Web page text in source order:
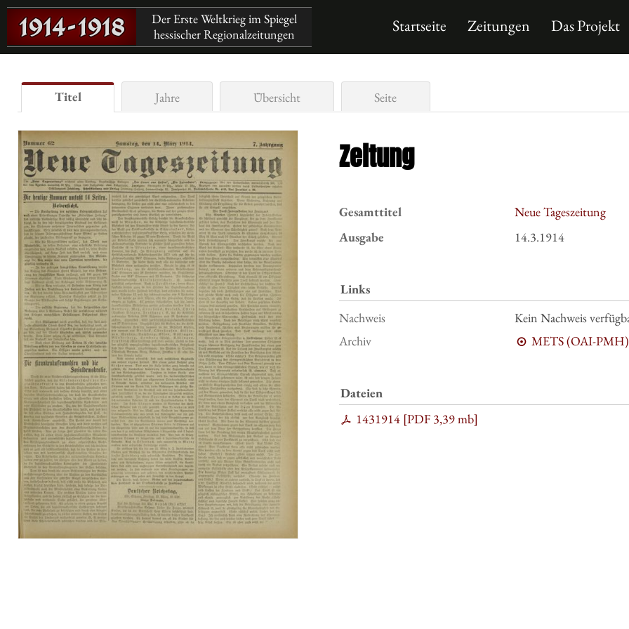
Der Erste Weltkrieg im Spiegel
hessischer Regionalzeitungen
Startseite Zeitungen Das Projekt
Titel Jahre Übersicht Seite
Zeitung
Gesamttitel
Neue Tageszeitung
Ausgabe
14.3.1914
Links
Nachweis
Kein Nachweis
Archiv
METS (OAI-PMH)
Dateien
1431914 [PDF3,39 mb]